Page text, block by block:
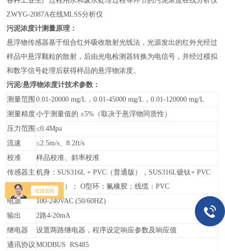
ZWYG-2087A在线MLSS分析仪
污泥浓度计测量原理：
悬浮物传感器基于组合红外吸收散射光线法，光源发出的红外光经过
样品中悬浮颗粒的散射，后由光电检测器转换为电信号，并经过模拟
和数字信号处理后获得样品的悬浮物浓度。
污泥/悬浮物浓度计技术参数：
测量范围 0.01-20000 mg/L，0.01-45000 mg/L，0.01-120000 mg/L
测量精度小于测量值的 ±5% （取决于悬浮物 同质性）
压力范围 ≤0.4Mpa
流速
≤2.5m/s、8.2ft/s
校准
样品校准、斜率校准
传感器主
要材料
机身：SUS316L + PVC（普通版），SUS316L镀钛+ PVC
（海水版）； O型环：氟橡胶；线缆：PVC
电源
100-240VAC (50/60HZ)
输出
2路4-20mA
继电器
设置两 路继电器，程序设定响应参数及响应值
通讯协议 MODBUS RS485